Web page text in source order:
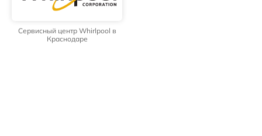
Сервисный центр Whirlpool в
Краснодаре